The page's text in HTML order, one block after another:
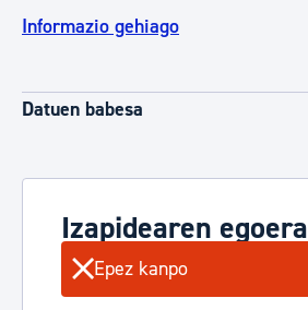
Informazio gehiago
Datuen babesa
Izapidearen egoera
Epez kanpo